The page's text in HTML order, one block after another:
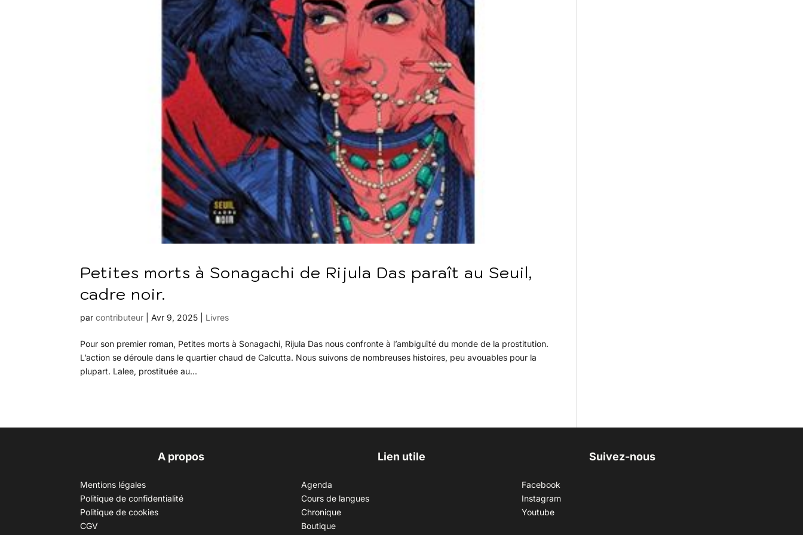
Petites morts à Sonagachi de Rijula Das paraît au Seuil,
cadre noir.
parcontributeur |Avr 9, 2025 Livres
Pour son premier roman, Petites morts à Sonagachi, Rijula Das nous confronte à l’ambiguïté du monde de la prostitution.
L’action se déroule dans le quartier chaud de Calcutta. Nous suivons de nombreuses histoires, peu avouables pour la
plupart. Lalee, prostituée au...
A propos
Mentions légales
Politique de confidentialité
Politique de cookies
CGV
Lien utile
Agenda
Cours de langues
Chronique
Boutique
Suivez-nous
Facebook
Instagram
Youtube